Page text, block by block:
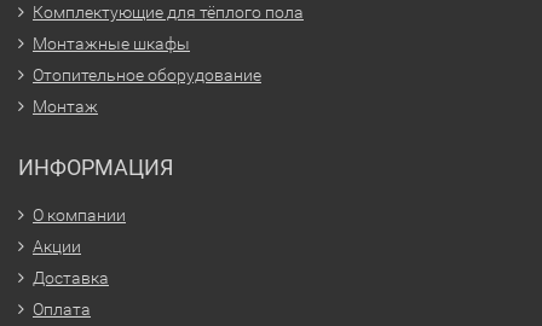
Комплектующие для тёплого пола
Монтажные шкафы
Отопительное оборудование
Монтаж
ИНФОРМАЦИЯ
О компании
Акции
Доставка
Оплата